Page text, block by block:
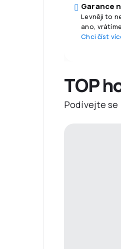
Garance
Levněji to
ano,
Chci číst
TOP
Podívejte se